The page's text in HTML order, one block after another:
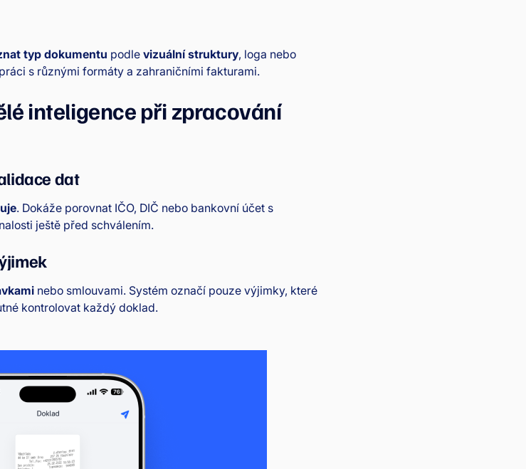
typ dokumentu podle vizuální struktury, loga nebo
s různými formáty a zahraničními fakturami.
inteligence při zpracování
dat
. Dokáže porovnat IČO, DIČ nebo bankovní účet s
ještě před schválením.
nebo smlouvami. Systém označí pouze výjimky, které
kontrolovat každý doklad.